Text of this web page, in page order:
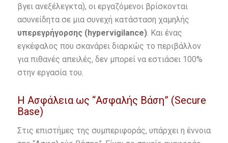
βγει ανεξέλεγκτα), οι εργαζόμενοι βρίσκονται
ασυνείδητα σε μια συνεχή κατάσταση χαμηλής
υπερεγρήγορσης (hypervigilance). Και ένας
εγκέφαλος που σκανάρει διαρκώς το περιβάλλον
για πιθανές απειλές, δεν μπορεί να εστιάσει 100%
στην εργασία του.
Η Ασφάλεια ως “Ασφαλής Βάση” (Secure
Base)
Στις επιστήμες της συμπεριφοράς, υπάρχει η έννοια